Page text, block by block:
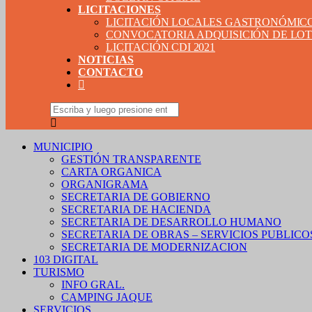
LICITACIONES
LICITACIÓN LOCALES
CONVOCATORIA ADQUISICIÓN DE
LICITACIÓN CDI 2021
NOTICIAS
CONTACTO
MUNICIPIO
GESTIÓN TRANSPARENTE
CARTA ORGANICA
ORGANIGRAMA
SECRETARIA DE GOBIERNO
SECRETARIA DE HACIENDA
SECRETARIA DE DESARROLLO HUMANO
SECRETARIA DE OBRAS – SERVICIOS
SECRETARIA DE MODERNIZACION
103 DIGITAL
TURISMO
INFO GRAL.
CAMPING JAQUE
SERVICIOS